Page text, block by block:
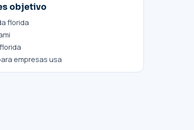
objetivo
florida
empresas usa